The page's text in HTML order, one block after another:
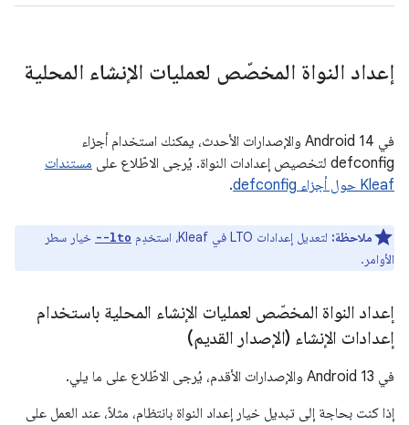
إعداد النواة المخصّص لعمليات الإنشاء المحلية
في Android 14 والإصدارات الأحدث، يمكنك استخدام أجزاء
defconfig لتخصيص إعدادات النواة. يُرجى الاطّلاع على
مستندات
Kleaf حول أجزاء defconfig
.
ملاحظة: لتعديل إعدادات LTO في Kleaf، استخدِم --lto خيار سطر
الأوامر.
إعداد النواة المخصّص لعمليات الإنشاء المحلية باستخدام
إعدادات الإنشاء (الإصدار القديم)
في Android 13 والإصدارات الأقدم، يُرجى الاطّلاع على ما يلي.
إذا كنت بحاجة إلى تبديل خيار إعداد النواة بانتظام، مثلاً، عند العمل على